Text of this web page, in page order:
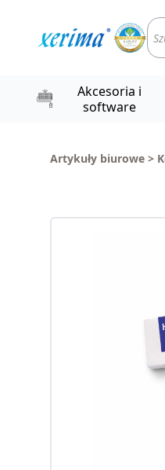
Akcesoria i
software
Artykuły biurowe >